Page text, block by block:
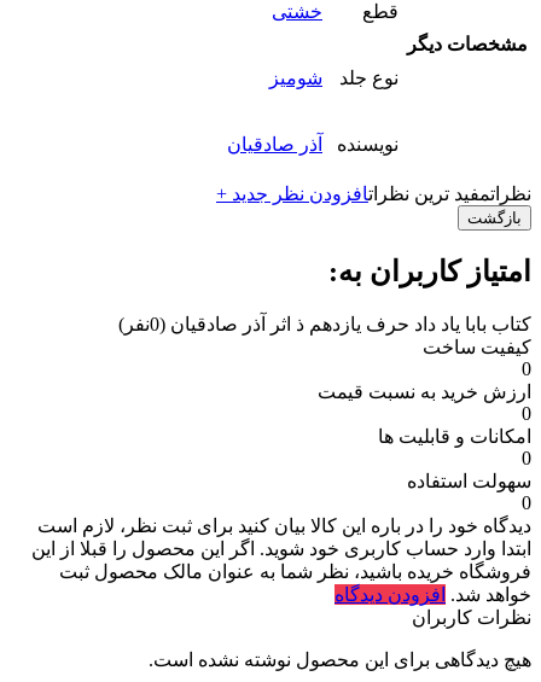
مشخصات دیگر
قطع خشتی
نوع جلد شومیز
نویسنده آذر صادقیان
نظراتمفید ترین نظراتافزودن نظر جدید +
بازگشت
امتیاز کاربران به:
کتاب بابا یاد داد حرف یازدهم ذ اثر آذر صادقیان (0نفر)
کیفیت ساخت
0
ارزش خرید به نسبت قیمت
0
امکانات و قابلیت ها
0
سهولت استفاده
0
دیدگاه خود را در باره این کالا بیان کنید برای ثبت نظر، لازم است
ابتدا وارد حساب کاربری خود شوید. اگر این محصول را قبلا از این
فروشگاه خریده باشید، نظر شما به عنوان مالک محصول ثبت
خواهد شد. افزودن دیدگاه
نظرات کاربران
هیچ دیدگاهی برای این محصول نوشته نشده است.